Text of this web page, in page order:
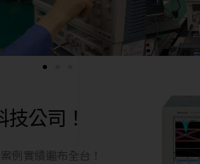
公司！
例實績遍布全台！